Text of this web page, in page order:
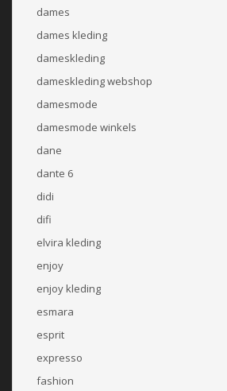
dames
dames kleding
dameskleding
dameskleding webshop
damesmode
damesmode winkels
dane
dante 6
didi
difi
elvira kleding
enjoy
enjoy kleding
esmara
esprit
expresso
fashion